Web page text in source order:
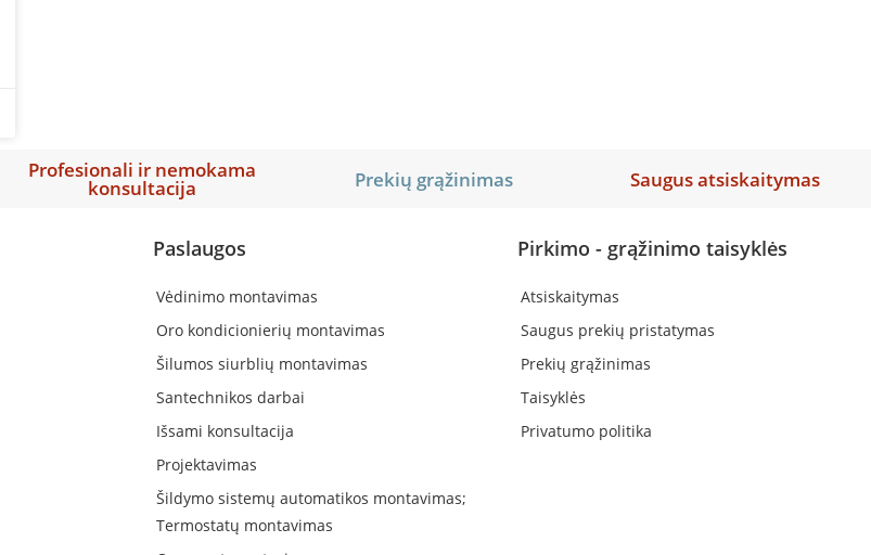
Profesionali ir nemokama
konsultacija Prekių grąžinimas Saugus atsiskaitymas
Paslaugos
Vėdinimo montavimas
Oro kondicionierių montavimas
Šilumos siurblių montavimas
Santechnikos darbai
Išsami konsultacija
Projektavimas
Šildymo sistemų automatikos montavimas;
Termostatų montavimas
Pirkimo - grąžinimo taisyklės
Atsiskaitymas
Saugus prekių pristatymas
Prekių grąžinimas
Taisyklės
Privatumo politika